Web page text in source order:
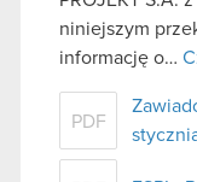
niniejszym
informację o…
PDF